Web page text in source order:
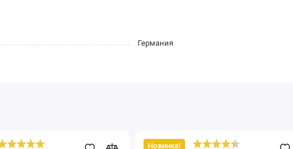
Германия
Новинка!